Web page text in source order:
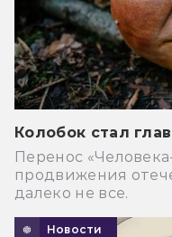
Колобок стал
Перенос
продвижения
далеко не все.
Новости